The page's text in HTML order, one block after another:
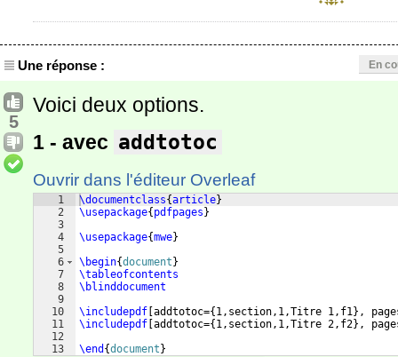
Une réponse : En
5
Voici deux options.
1 - avec addtotoc
Ouvrir dans l'éditeur Overleaf
1
2
3
4
5
6
7
8
9
10
11
12
13
\documentclass{article}
\usepackage{ pdfpages }
\usepackage{mwe}
\begin{document }
\tableofcontents
\blinddocument
\includepdf addtotoc={ 1,section,1,Titre 1,f1} ,
\includepdf addtotoc={ 1,section,1,Titre 2,f2} ,
\end {document }